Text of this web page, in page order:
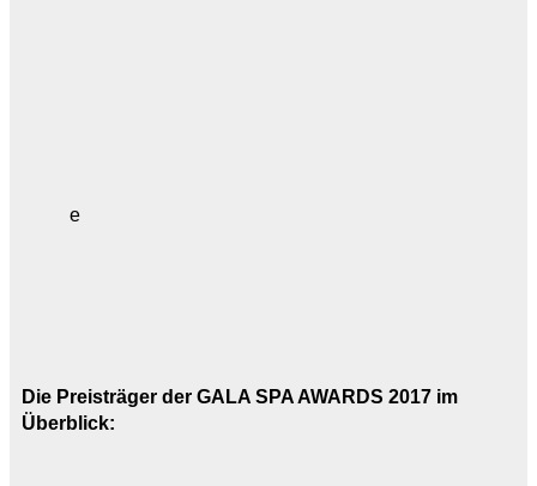
e
Die Preisträger der GALA SPA AWARDS 2017 im
Überblick: